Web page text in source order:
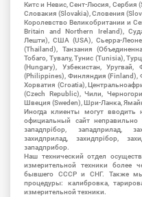
Китс и Невис, Сент-Люсия, Сербия
Словакия (Slovakia), Словения
Королевство Великобритании и
Britain and Northern Ireland),
Лешти), США (USA), Сьерра-
(Thailand), Танзания
Тобаго, Тувалу, Тунис (Tunisia),
(Hungary), Узбекистан,
(Philippines), Финляндия (Finland),
Хорватия (Croatia),
(Czech Republic), Чили,
Швеция (Sweden), Шри-Ланка,
Иногда клиенты могут вводить
официальный сайт неправильно
западпрібор, западприлад,
захидприлад, захидпрібор,
западприбор.
Наш технический отдел
измерительной техники более
бывшего СССР и СНГ. Также мы
процедуры: калибровка,
измерительной техники.